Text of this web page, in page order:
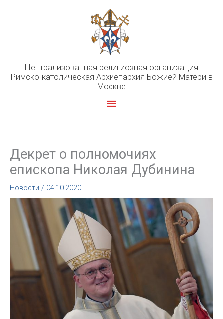
Централизованная религиозная организация
Римско-католическая Архиепархия Божией Матери в
Москве
Главное
Декрет о полномочиях
епископа Николая Дубинина
Новости / 04.10.2020